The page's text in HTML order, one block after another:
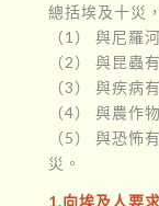
總括埃及十災
（1） 與尼羅
（2） 與昆蟲
（3） 與疾病
（4） 與農作
（5） 與恐怖
災。
1.向埃及人要